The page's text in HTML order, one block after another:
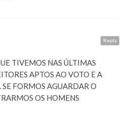
Reply
TIVEMOS NAS ÚLTIMAS
APTOS AO VOTO E A
FORMOS AGUARDAR O
OS HOMENS